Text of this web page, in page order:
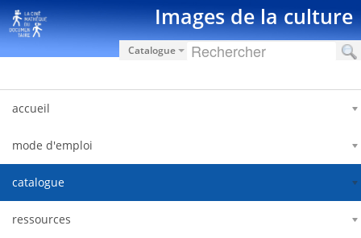
跳转到内容 Images de la culture
Catalogue
accueil
mode d'emploi
catalogue
ressources